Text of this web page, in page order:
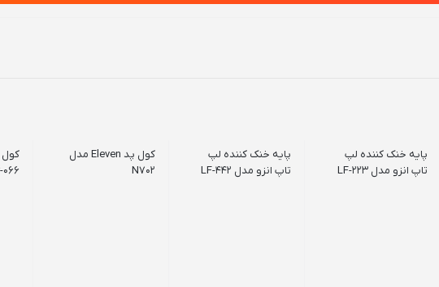
پایه خنک کننده لپ
تاپ انزو مدل LF-223
پایه خنک کننده لپ
تاپ انزو مدل LF-442
کول پد Eleven مدل
N702
کول